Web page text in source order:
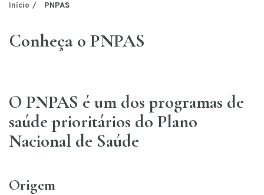
Início PNPAS
Conheça o PNPAS
O PNPAS é um dos programas de
saúde prioritários do Plano
Nacional de Saúde
Origem